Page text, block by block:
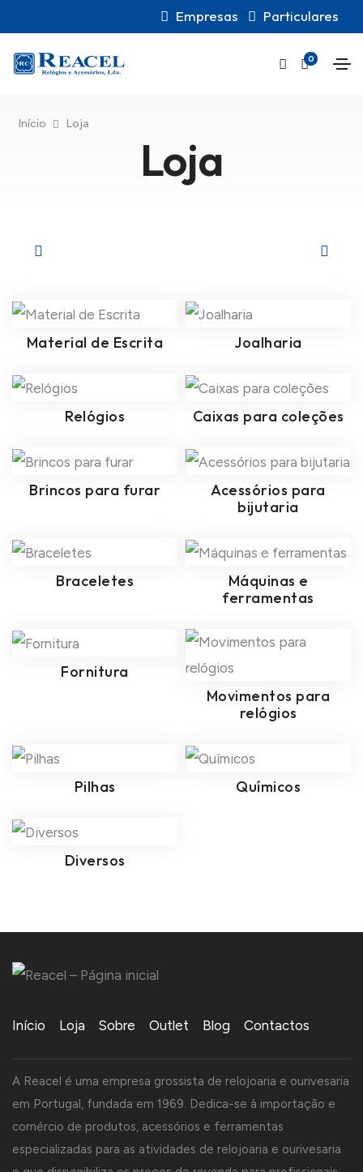
Empresas Particulares
0
Início Loja
Loja
Material de Escrita Joalharia
Relógios Caixas para coleções
Brincos para furar
Acessórios para
bijutaria
Braceletes
Máquinas e
ferramentas
Fornitura
Movimentos para
relógios
Pilhas Químicos
Diversos
Início Loja Sobre Outlet Blog Contactos
A Reacel é uma empresa grossista de relojoaria e ourivesaria
em Portugal, fundada em 1969. Dedica-se à importação e
comércio de produtos, acessórios e ferramentas
especializadas para as atividades de relojoaria e ourivesaria